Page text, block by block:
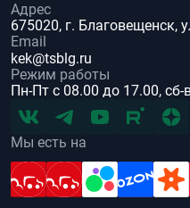
Адрес
675020, г. Благовещенск,
Email
kek@tsblg.ru
Режим работы
Пн-Пт с 08.00 до 17.00,
Мы есть на